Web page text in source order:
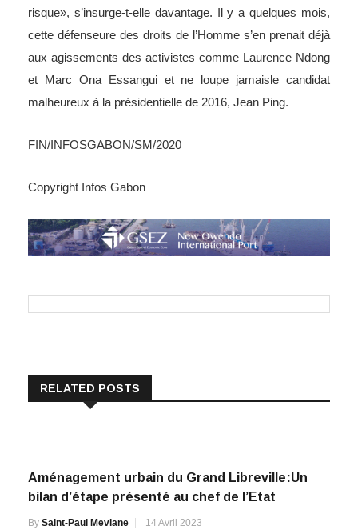
risque», s’insurge-t-elle davantage. Il y a quelques mois,
cette défenseure des droits de l’Homme s’en prenait déjà
aux agissements des activistes comme Laurence Ndong
et Marc Ona Essangui et ne loupe jamaisle candidat
malheureux à la présidentielle de 2016, Jean Ping.
FIN/INFOSGABON/SM/2020
Copyright Infos Gabon
RELATED POSTS
Aménagement urbain du Grand Libreville:Un
bilan d’étape présenté au chef de l’Etat
By Saint-Paul Meviane 14 Avril 2023